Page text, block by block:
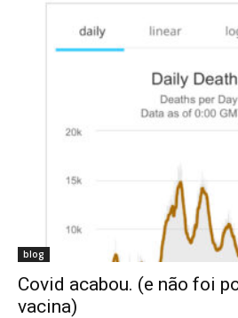
blog
Covid acabou. (e não foi
vacina)